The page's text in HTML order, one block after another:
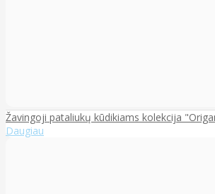
Žavingoji pataliukų kūdikiams kolekcija
Daugiau